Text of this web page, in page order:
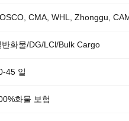
CMA, WHL, Zhonggu,
반화물/DG/LCl/Bulk Cargo
45 일
화물 보험